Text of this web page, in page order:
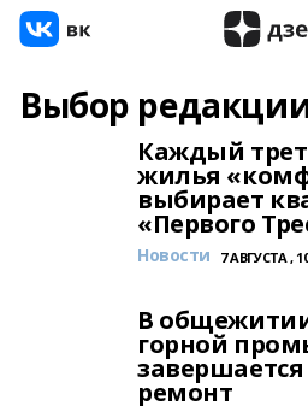
Выбор
Каждый
жилья
выбирает
«Первого
Новости 7 АВГУСТА ,
В
горной
ремонт